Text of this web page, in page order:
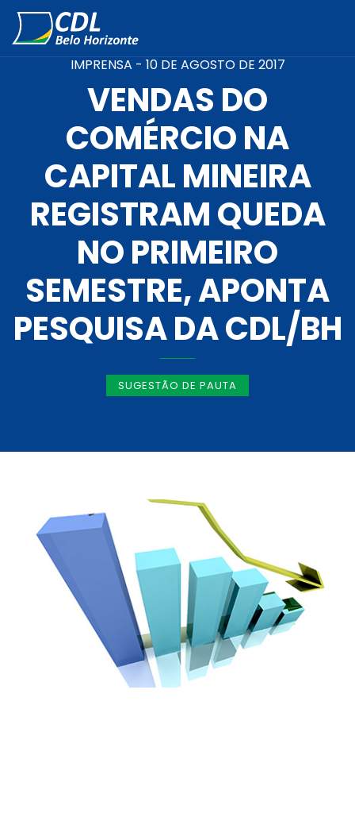
IMPRENSA - 10 DE AGOSTO DE 2017
VENDAS DO
COMÉRCIO NA
CAPITAL MINEIRA
REGISTRAM QUEDA
NO PRIMEIRO
SEMESTRE, APONTA
PESQUISA DA CDL/BH
SUGESTÃO DE PAUTA